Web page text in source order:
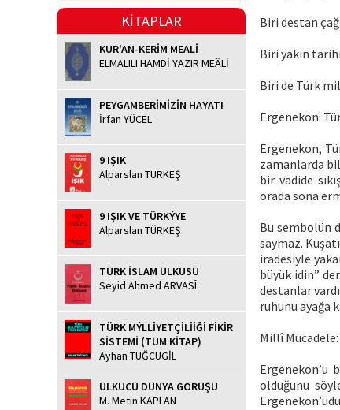
KİTAPLAR
KUR'AN-KERİM MEALİ
ELMALILI HAMDİ YAZIR MEÂLİ
PEYGAMBERİMİZİN HAYATI
İrfan YÜCEL
9 IŞIK
Alparslan TÜRKEŞ
9 IŞIK VE TÜRKÝYE
Alparslan TÜRKEŞ
TÜRK İSLAM ÜLKÜSÜ
Seyid Ahmed ARVASÎ
TÜRK MÝLLİYETÇİLİİĞİ FİKİR
SİSTEMİ (TÜM KİTAP)
Ayhan TUĞCUGİL
ÜLKÜCÜ DÜNYA GÖRÜŞÜ
M. Metin KAPLAN
Biri destan
Biri yakın
Biri de Türk
Ergenekon:
Ergenekon,
zamanlarda
bir vadide
orada sona
Bu sembolün
saymaz.
iradesiyle
büyük idin”
destanlar
ruhunu ayağa
Millî Mücadele:
Ergenekon’u
olduğunu